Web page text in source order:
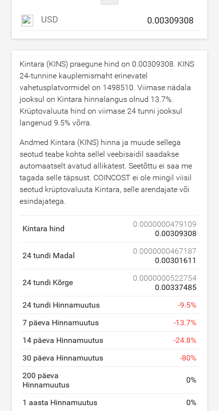
USD
Kintara (KINS) praegune hind on 0.00309308. KINS
24-tunnine kauplemismaht erinevatel
vahetusplatvormidel on 1498510. Viimase nädala
jooksul on Kintara hinnalangus olnud 13.7%.
Krüptovaluuta hind on viimase 24 tunni jooksul
langenud 9.5% võrra.
Andmed Kintara (KINS) hinna ja muude sellega
seotud teabe kohta sellel veebisaidil saadakse
automaatselt avatud allikatest. Seetõttu ei saa me
tagada selle täpsust. COINCOST ei ole mingil viisil
seotud krüptovaluuta Kintara, selle arendajate või
esindajatega.
Kintara hind
0.0000000479109
0.00309308
24 tundi Madal
0.0000000467187
0.00301611
24 tundi Kõrge
0.0000000522754
0.00337485
24 tundi Hinnamuutus
-9.5%
7 päeva Hinnamuutus
-13.7%
14 päeva Hinnamuutus
-24.8%
30 päeva Hinnamuutus
-80%
200 päeva
Hinnamuutus
0%
1 aasta Hinnamuutus 0%